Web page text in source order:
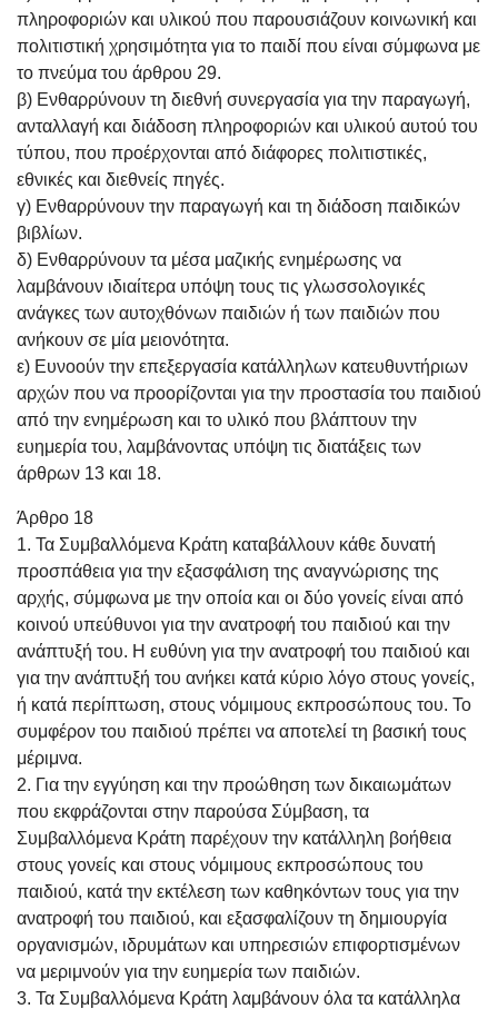
πληροφοριών και υλικού που παρουσιάζουν κοινωνική και
πολιτιστική χρησιμότητα για το παιδί που είναι σύμφωνα με
το πνεύμα του άρθρου 29.
β) Ενθαρρύνουν τη διεθνή συνεργασία για την παραγωγή,
ανταλλαγή και διάδοση πληροφοριών και υλικού αυτού του
τύπου, που προέρχονται από διάφορες πολιτιστικές,
εθνικές και διεθνείς πηγές.
γ) Ενθαρρύνουν την παραγωγή και τη διάδοση παιδικών
βιβλίων.
δ) Ενθαρρύνουν τα μέσα μαζικής ενημέρωσης να
λαμβάνουν ιδιαίτερα υπόψη τους τις γλωσσολογικές
ανάγκες των αυτοχθόνων παιδιών ή των παιδιών που
ανήκουν σε μία μειονότητα.
ε) Ευνοούν την επεξεργασία κατάλληλων κατευθυντήριων
αρχών που να προορίζονται για την προστασία του παιδιού
από την ενημέρωση και το υλικό που βλάπτουν την
ευημερία του, λαμβάνοντας υπόψη τις διατάξεις των
άρθρων 13 και 18.
Άρθρο 18
1. Τα Συμβαλλόμενα Κράτη καταβάλλουν κάθε δυνατή
προσπάθεια για την εξασφάλιση της αναγνώρισης της
αρχής, σύμφωνα με την οποία και οι δύο γονείς είναι από
κοινού υπεύθυνοι για την ανατροφή του παιδιού και την
ανάπτυξή του. Η ευθύνη για την ανατροφή του παιδιού και
για την ανάπτυξή του ανήκει κατά κύριο λόγο στους γονείς,
ή κατά περίπτωση, στους νόμιμους εκπροσώπους του. Το
συμφέρον του παιδιού πρέπει να αποτελεί τη βασική τους
μέριμνα.
2. Για την εγγύηση και την προώθηση των δικαιωμάτων
που εκφράζονται στην παρούσα Σύμβαση, τα
Συμβαλλόμενα Κράτη παρέχουν την κατάλληλη βοήθεια
στους γονείς και στους νόμιμους εκπροσώπους του
παιδιού, κατά την εκτέλεση των καθηκόντων τους για την
ανατροφή του παιδιού, και εξασφαλίζουν τη δημιουργία
οργανισμών, ιδρυμάτων και υπηρεσιών επιφορτισμένων
να μεριμνούν για την ευημερία των παιδιών.
3. Τα Συμβαλλόμενα Κράτη λαμβάνουν όλα τα κατάλληλα